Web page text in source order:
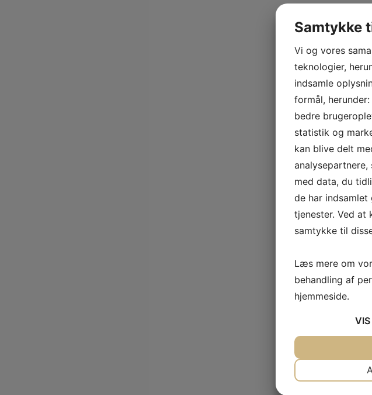
Samtykke
Vi og vores
teknologier,
indsamle
formål,
bedre
statistik og
kan blive delt
analysepartnere,
med data, du
de har indsamlet
tjenester. Ved at
samtykke til
Læs mere om
behandling af
hjemmeside.
VIS